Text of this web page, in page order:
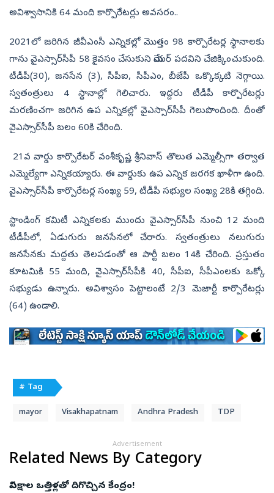
అవిశ్వాసానికి 64 మంది కార్పొరేటర్లు అవసరం..
2021లో జరిగిన జీవీఎంసీ ఎన్నికల్లో మొత్తం 98 కార్పొరేటర్ల స్థానాలకు
గాను వైఎస్సార్‌సీపీ 58 కైవ­సం చేసుకుని మేయర్‌ పదవిని చేజిక్కించుకుంది.
టీడీపీ(30), జనసేన (3), సీపీఐ, సీపీఎం, బీజేపీ ఒక్కొక్కటి నెగ్గాయి.
స్వతంత్రులు 4 స్థానాల్లో గెలిచారు. ఇద్దరు టీడీపీ కార్పొరేటర్లు
మరణించగా జరిగిన ఉప ఎన్నికల్లో వైఎస్సార్‌సీపీ గెలుపొందింది. దీంతో
వైఎస్సార్‌సీపీ బలం 60కి చేరింది.
21వ వార్డు కార్పొరేటర్‌ వంశీకృష్ణ శ్రీనివాస్‌ తొలుత ఎమ్మెల్సీగా తర్వాత
ఎమ్మెల్యేగా ఎన్నికయ్యారు. ఈ వార్డుకు ఉప ఎన్నిక జరగక ఖాళీగా ఉంది.
వైఎస్సార్‌సీపీ కార్పొరేటర్ల సంఖ్య 59, టీడీపీ సభ్యుల సంఖ్య 28కి తగ్గింది.
స్టాండింగ్‌ కమిటీ ఎన్నికలకు ముందు వైఎస్సార్‌సీపీ నుంచి 12 మంది
టీడీపీలో, ఏడుగురు జనసేనలో చేరారు. స్వతంత్రులు నలుగురు
జనసేనకు మద్దతు తెలపడంతో ఆ పార్టీ బలం 14కి చేరింది. ప్రస్తుతం
కూటమికి 55 మంది, వైఎస్సార్‌సీపీకి 40, సీపీఐ, సీపీఎంలకు ఒక్కో
సభ్యుడు ఉన్నారు. అవిశ్వాసం పెట్టాలంటే 2/3 మెజార్టీ కార్పొరేటర్లు
(64) ఉండాలి.
# Tag
mayor Visakhapatnam Andhra Pradesh TDP
Advertisement
Related News By Category
విపక్షాల ఒత్తిళ్లతో దిగొచ్చిన కేంద్రం!